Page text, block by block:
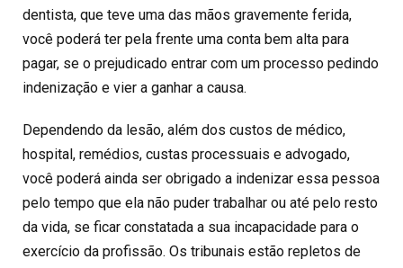
dentista, que teve uma das mãos gravemente ferida,
você poderá ter pela frente uma conta bem alta para
pagar, se o prejudicado entrar com um processo pedindo
indenização e vier a ganhar a causa.
Dependendo da lesão, além dos custos de médico,
hospital, remédios, custas processuais e advogado,
você poderá ainda ser obrigado a indenizar essa pessoa
pelo tempo que ela não puder trabalhar ou até pelo resto
da vida, se ficar constatada a sua incapacidade para o
exercício da profissão. Os tribunais estão repletos de